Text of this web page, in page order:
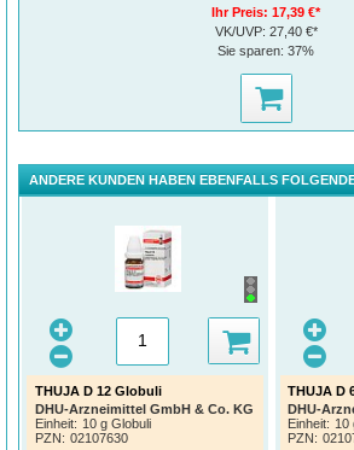
Ihr Preis:17,39 €*
VK/UVP: 27,40 €*
Sie sparen:37%
ANDERE KUNDEN HABEN EBENFALLS
THUJA D 12 Globuli
DHU-Arzneimittel GmbH & Co. KG
Einheit: 10 g Globuli
PZN: 02107630
THUJA D
DHU-
Einheit: 10
PZN: